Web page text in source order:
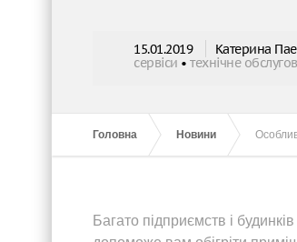
15.01.2019 Катерина
сервіси • технічне
Головна Новини
Багато підприємств і